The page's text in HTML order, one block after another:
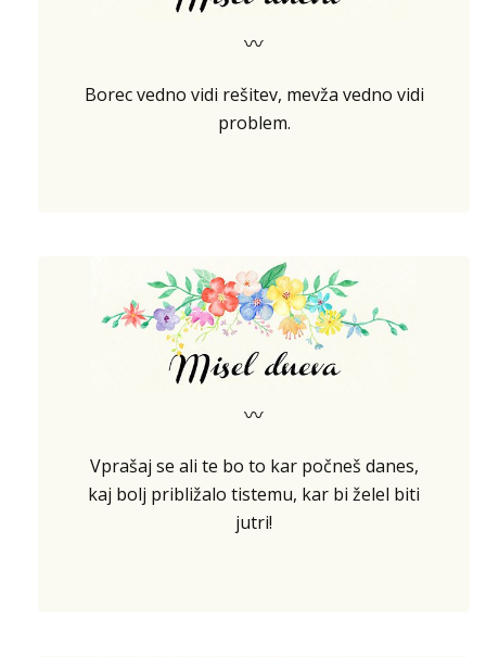
〰
Borec vedno vidi rešitev, mevža vedno vidi
problem.
〰
Vprašaj se ali te bo to kar počneš danes,
kaj bolj približalo tistemu, kar bi želel biti
jutri!